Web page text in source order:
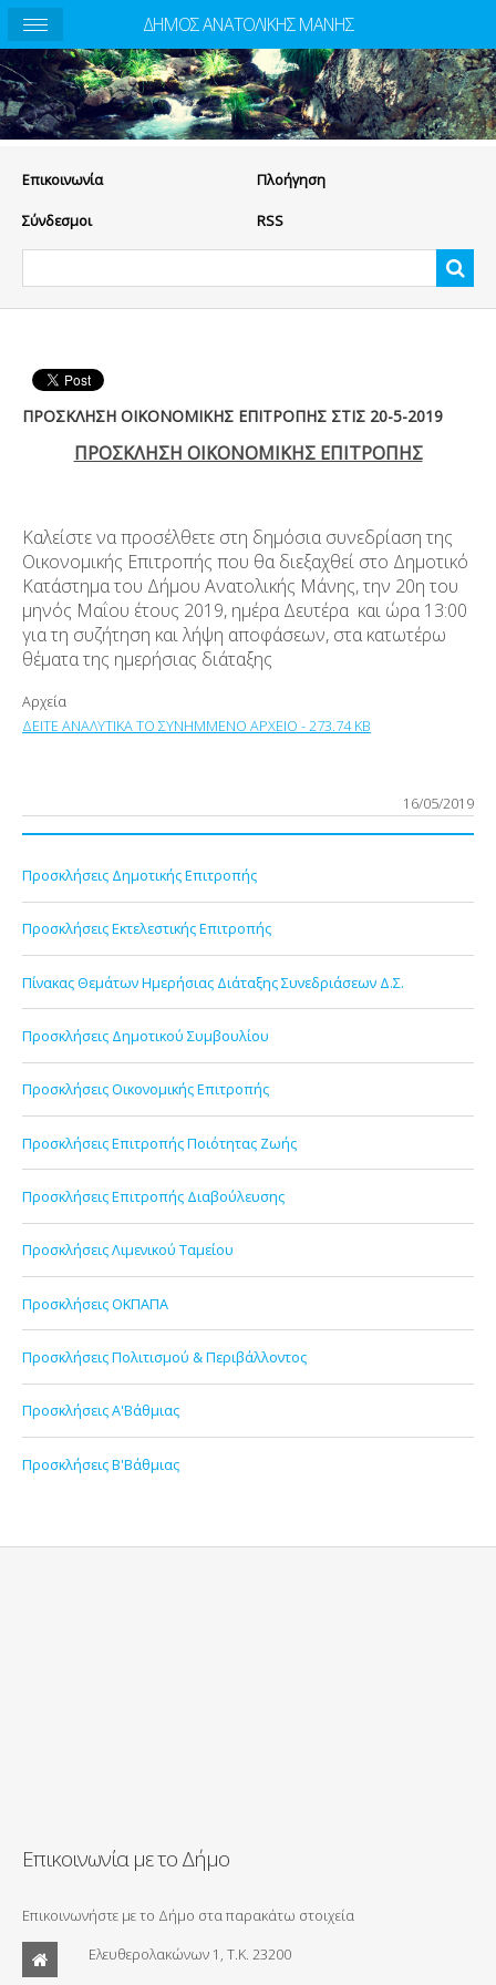
Eπικοινωνία Πλοήγηση
Σύνδεσμοι RSS
ΠΡΟΣΚΛΗΣΗ ΟΙΚΟΝΟΜΙΚΗΣ ΕΠΙΤΡΟΠΗΣ ΣΤΙΣ 20-5-2019
ΠΡΟΣΚΛΗΣΗ ΟΙΚΟΝΟΜΙΚΗΣ ΕΠΙΤΡΟΠΗΣ
Καλείστε να προσέλθετε στη δημόσια συνεδρίαση της
Οικονομικής Επιτροπής που θα διεξαχθεί στο Δημοτικό
Κατάστημα του Δήμου Ανατολικής Μάνης, την 20η του
μηνός Μαΐου έτους 2019, ημέρα Δευτέρα και ώρα 13:00
για τη συζήτηση και λήψη αποφάσεων, στα κατωτέρω
θέματα της ημερήσιας διάταξης
Αρχεία
ΔΕΙΤΕ ΑΝΑΛΥΤΙΚΑ ΤΟ ΣΥΝΗΜΜΕΝΟ ΑΡΧΕΙΟ - 273.74 KB
16/05/2019
Προσκλήσεις Δημοτικής Επιτροπής
Προσκλήσεις Εκτελεστικής Επιτροπής
Πίνακας Θεμάτων Ημερήσιας Διάταξης Συνεδριάσεων Δ.Σ.
Προσκλήσεις Δημοτικού Συμβουλίου
Προσκλήσεις Οικονομικής Επιτροπής
Προσκλήσεις Επιτροπής Ποιότητας Ζωής
Προσκλήσεις Επιτροπής Διαβούλευσης
Προσκλήσεις Λιμενικού Ταμείου
Προσκλήσεις ΟΚΠΑΠΑ
Προσκλήσεις Πολιτισμού & Περιβάλλοντος
Προσκλήσεις Α'Βάθμιας
Προσκλήσεις Β'Βάθμιας
Επικοινωνία με το Δήμο
Επικοινωνήστε με το Δήμο στα παρακάτω στοιχεία
Ελευθερολακώνων 1, Τ.Κ. 23200
ΔΗΜΟΣ ΑΝΑΤΟΛΙΚΗΣ ΜΑΝΗΣ